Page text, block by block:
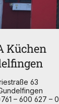
Küchen
63
– 600 627 – 0